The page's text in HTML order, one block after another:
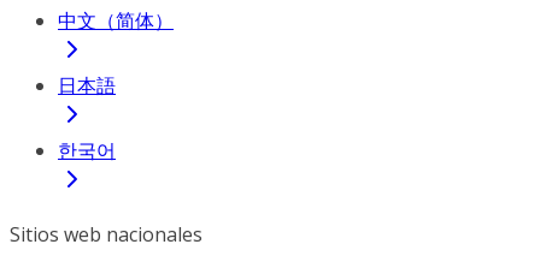
中文（简体）
日本語
한국어
Sitios web nacionales